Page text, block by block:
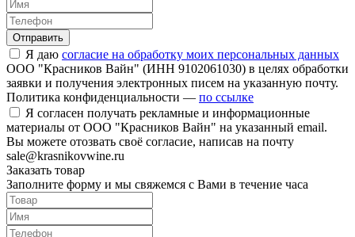
Отправить
Я даю согласие на обработку моих персональных данных
ООО "Красников Вайн" (ИНН 9102061030) в целях обработки
заявки и получения электронных писем на указанную почту.
Политика конфиденциальности — по ссылке
Я согласен получать рекламные и информационные
материалы от ООО "Красников Вайн" на указанный email.
Вы можете отозвать своё согласие, написав на почту
sale@krasnikovwine.ru
Заказать товар
Заполните форму и мы свяжемся с Вами в течение часа